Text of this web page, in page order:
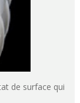
de surface qui